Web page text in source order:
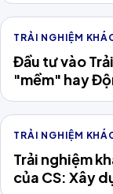
TRẢI NGHIỆM
Đầu tư vào
"mềm" hay
TRẢI NGHIỆM
Trải nghiệm
của CS: Xây